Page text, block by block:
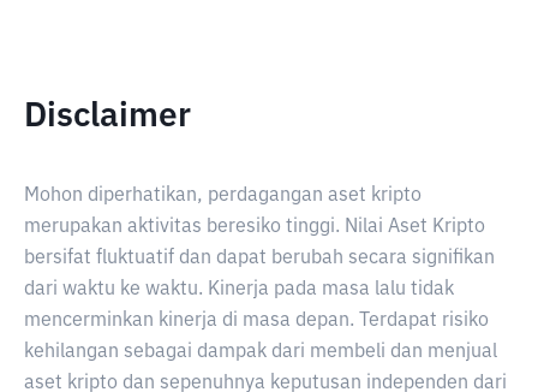
Disclaimer
Mohon diperhatikan, perdagangan aset kripto
merupakan aktivitas beresiko tinggi. Nilai Aset Kripto
bersifat fluktuatif dan dapat berubah secara signifikan
dari waktu ke waktu. Kinerja pada masa lalu tidak
mencerminkan kinerja di masa depan. Terdapat risiko
kehilangan sebagai dampak dari membeli dan menjual
aset kripto dan sepenuhnya keputusan independen dari